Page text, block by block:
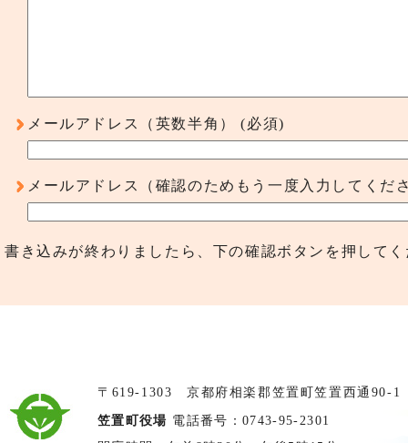
メールアドレス（英数半角） (必須)
メールアドレス（確認のためもう一度入力してくだ
書き込みが終わりましたら、下の確認ボタンを押して
〒619-1303 京都府相楽郡笠置町笠置西通90-1
笠置町役場 電話番号：0743-95-2301